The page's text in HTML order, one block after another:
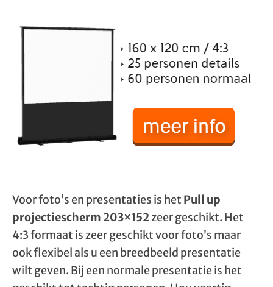
Voor foto’s en presentaties is het Pull up
projectiescherm 203×152zeer geschikt. Het
4:3 formaat is zeer geschikt voor foto’s maar
ook flexibel als u een breedbeeld presentatie
wilt geven. Bij een normale presentatie is het